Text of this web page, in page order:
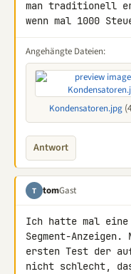
man traditionell
wenn mal 1000
Angehängte Dateien:
Kondensatoren.jpg
Antwort
T tomGast
Ich hatte mal
Segment-Anzeigen.
ersten Test der
nicht schlecht,